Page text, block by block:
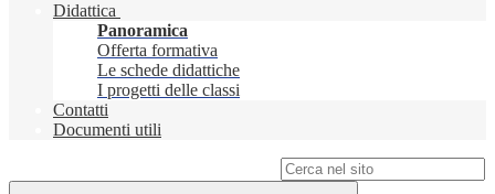
Didattica
Panoramica
Offerta formativa
Le schede didattiche
I progetti delle classi
Contatti
Documenti utili